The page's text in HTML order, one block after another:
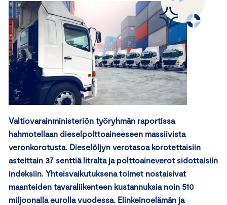
Valtiovarainministeriön työryhmän raportissa
hahmotellaan dieselpolttoaineeseen massiivista
veronkorotusta. Dieselöljyn verotasoa korotettaisiin
asteittain 37 senttiä litralta ja polttoaineverot sidottaisiin
indeksiin. Yhteisvaikutuksena toimet nostaisivat
maanteiden tavaraliikenteen kustannuksia noin 510
miljoonalla eurolla vuodessa. Elinkeinoelämän ja